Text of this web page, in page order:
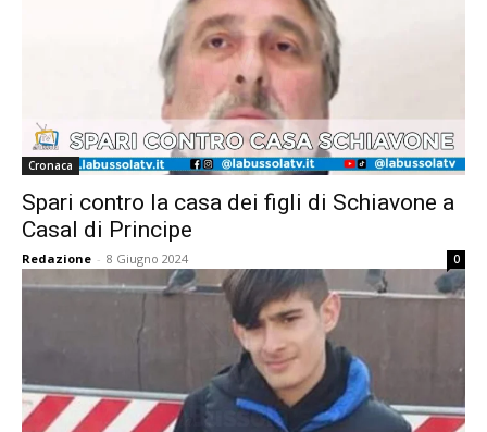
Cronaca
Spari contro la casa dei figli di Schiavone a
Casal di Principe
Redazione - 8 Giugno 2024 0